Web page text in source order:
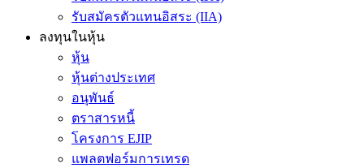
รับสมัครตัวแทนอิสระ (IIA)
ลงทุนในหุ้น
หุ้น
หุ้นต่างประเทศ
อนุพันธ์
ตราสารหนี้
โครงการ EJIP
แพลตฟอร์มการเทรด